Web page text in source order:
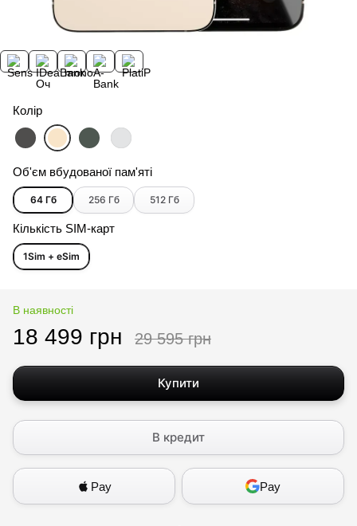
Колір
Об'єм вбудованої пам'яті
64 Гб 256 Гб 512 Гб
Кількість SIM-карт
1Sim + eSim
В наявності
18 499 грн 29 595 грн
Купити
В кредит
Pay Pay